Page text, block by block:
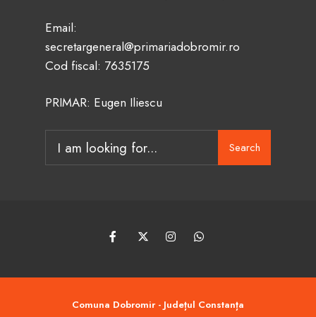
Email:
secretargeneral@primariadobromir.ro
Cod fiscal: 7635175
PRIMAR: Eugen Iliescu
for:
Search
Comuna Dobromir - Județul Constanța